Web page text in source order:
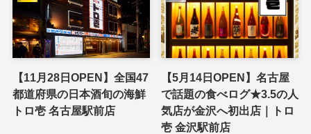
【11月28日OPEN】全国47
都道府県の日本酒旬の海鮮
トロ壱 名古屋駅前店
【5月14日OPEN】名古屋
で話題の食べログ★3.5の人
気店が金沢へ初出店｜トロ
壱 金沢駅前店